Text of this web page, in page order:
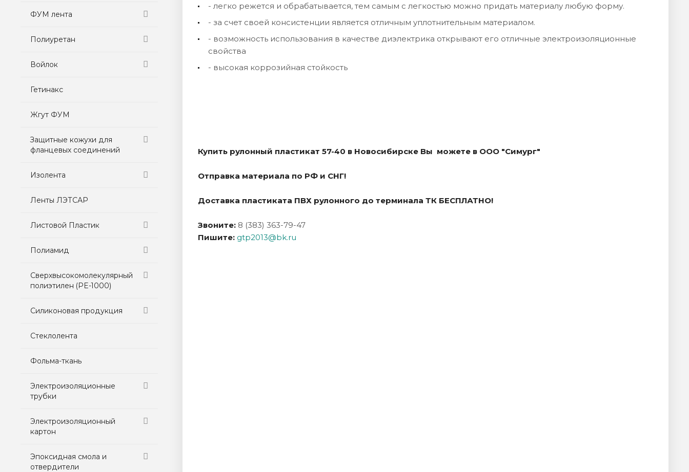
- легко режется и обрабатывается, тем самым с легкостью можно придать материалу любую форму.
- за счет своей консистенции является отличным уплотнительным материалом.
- возможность использования в качестве диэлектрика открывают его отличные электроизоляционные
свойства
- высокая коррозийная стойкость
Купить рулонный пластикат 57-40 в Новосибирске Вы можете в ООО "Симург"
Отправка материала по РФ и СНГ!
Доставка пластиката ПВХ рулонного до терминала ТК БЕСПЛАТНО!
Звоните: 8 (383) 363-79-47
Пишите: gtp2013@bk.ru
ФУМ лента
Полиуретан
Войлок
Гетинакс
Жгут ФУМ
Защитные кожухи для
фланцевых соединений
Изолента
Ленты ЛЭТСАР
Листовой Пластик
Полиамид
Сверхвысокомолекулярный
полиэтилен (PE-1000)
Силиконовая продукция
Стеклолента
Фольма-ткань
Электроизоляционные
трубки
Электроизоляционный
картон
Эпоксидная смола и
отвердители